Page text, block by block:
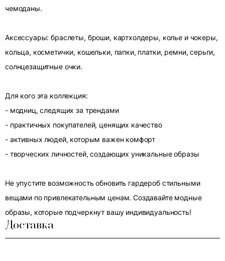
чемоданы.
Аксессуары: браслеты, броши, картхолдеры, колье и чокеры,
кольца, косметички, кошельки, папки, платки, ремни, серьги,
солнцезащитные очки.
Для кого эта коллекция:
- модниц, следящих за трендами
- практичных покупателей, ценящих качество
- активных людей, которым важен комфорт
- творческих личностей, создающих уникальные образы
Не упустите возможность обновить гардероб стильными
вещами по привлекательным ценам. Создавайте модные
образы, которые подчеркнут вашу индивидуальность!
Доставка